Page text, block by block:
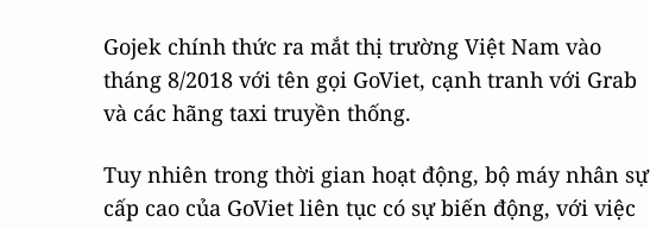
Gojek chính thức ra mắt thị trường Việt Nam vào
tháng 8/2018 với tên gọi GoViet, cạnh tranh với Grab
và các hãng taxi truyền thống.
Tuy nhiên trong thời gian hoạt động, bộ máy nhân sự
cấp cao của GoViet liên tục có sự biến động, với việc